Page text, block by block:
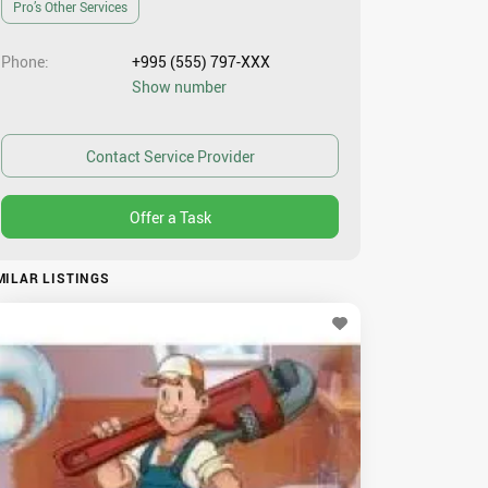
Pro’s Other Services
Phone
+995 (555) 797-XXX
Show number
LISTINGS